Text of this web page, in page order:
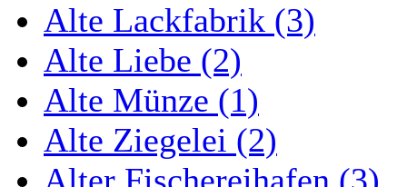
Alte Lackfabrik (3)
Alte Liebe (2)
Alte Münze (1)
Alte Ziegelei (2)